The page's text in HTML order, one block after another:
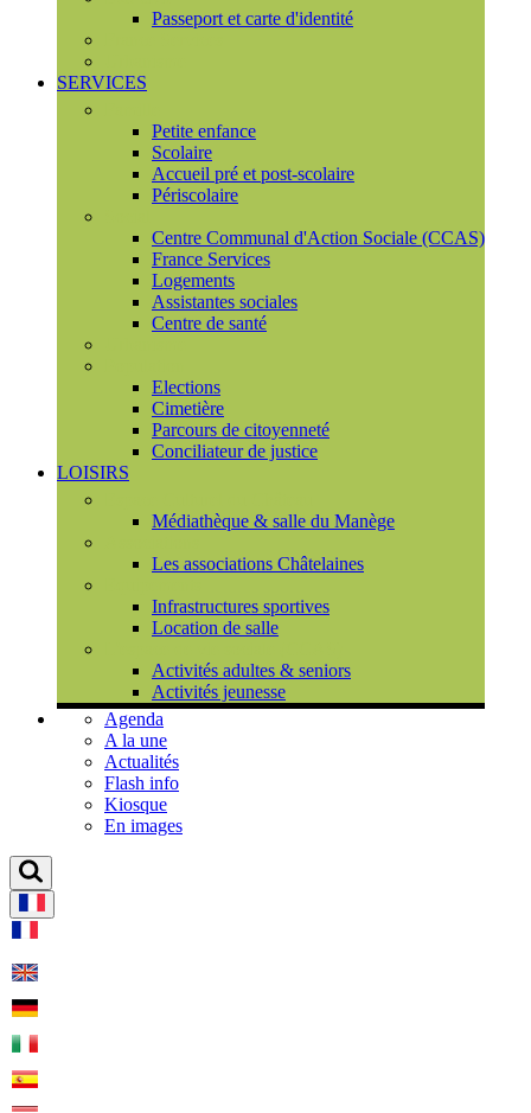
Passeport et carte d'identité
SERVICES
Petite enfance
Scolaire
Accueil pré et post-scolaire
Périscolaire
Centre Communal d'Action Sociale (CCAS)
France Services
Logements
Assistantes sociales
Centre de santé
Elections
Cimetière
Parcours de citoyenneté
Conciliateur de justice
LOISIRS
Médiathèque & salle du Manège
Les associations Châtelaines
Infrastructures sportives
Location de salle
Activités adultes & seniors
Activités jeunesse
Agenda
A la une
Actualités
Flash info
Kiosque
En images